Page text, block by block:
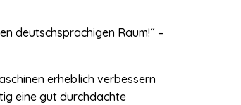
deutschsprachigen Raum!“ –
erheblich verbessern
eine gut durchdachte